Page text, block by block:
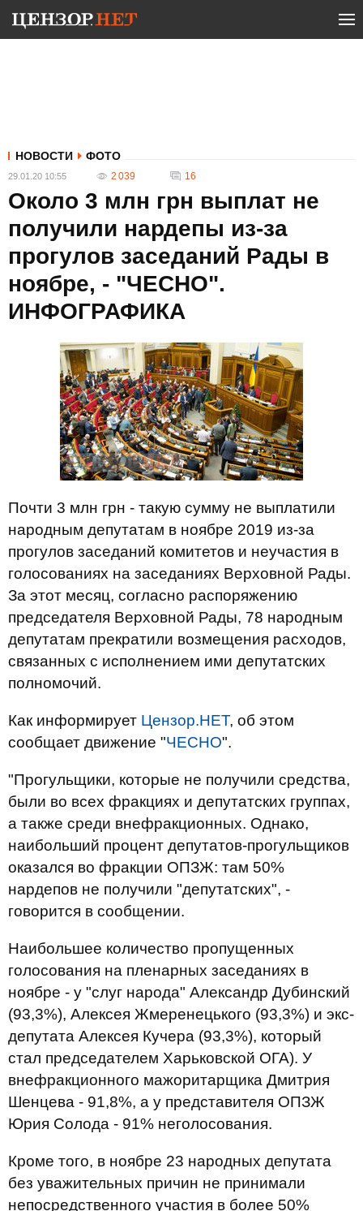
НОВОСТИ ФОТО
29.01.20 10:55 2 039 16
Около 3 млн грн выплат не
получили нардепы из-за
прогулов заседаний Рады в
ноябре, - "ЧЕСНО".
ИНФОГРАФИКА
Почти 3 млн грн - такую сумму не выплатили
народным депутатам в ноябре 2019 из-за
прогулов заседаний комитетов и неучастия в
голосованиях на заседаниях Верховной Рады.
За этот месяц, согласно распоряжению
председателя Верховной Рады, 78 народным
депутатам прекратили возмещения расходов,
связанных с исполнением ими депутатских
полномочий.
Как информирует Цензор.НЕТ, об этом
сообщает движение "ЧЕСНО".
"Прогульщики, которые не получили средства,
были во всех фракциях и депутатских группах,
а также среди внефракционных. Однако,
наибольший процент депутатов-прогульщиков
оказался во фракции ОПЗЖ: там 50%
нардепов не получили "депутатских", -
говорится в сообщении.
Наибольшее количество пропущенных
голосования на пленарных заседаниях в
ноябре - у "слуг народа" Александр Дубинский
(93,3%), Алексея Жмеренецького (93,3%) и экс-
депутата Алексея Кучера (93,3%), который
стал председателем Харьковской ОГА). У
внефракционного мажоритарщика Дмитрия
Шенцева - 91,8%, а у представителя ОПЗЖ
Юрия Солода - 91% неголосования.
Кроме того, в ноябре 23 народных депутата
без уважительных причин не принимали
непосредственного участия в более 50%